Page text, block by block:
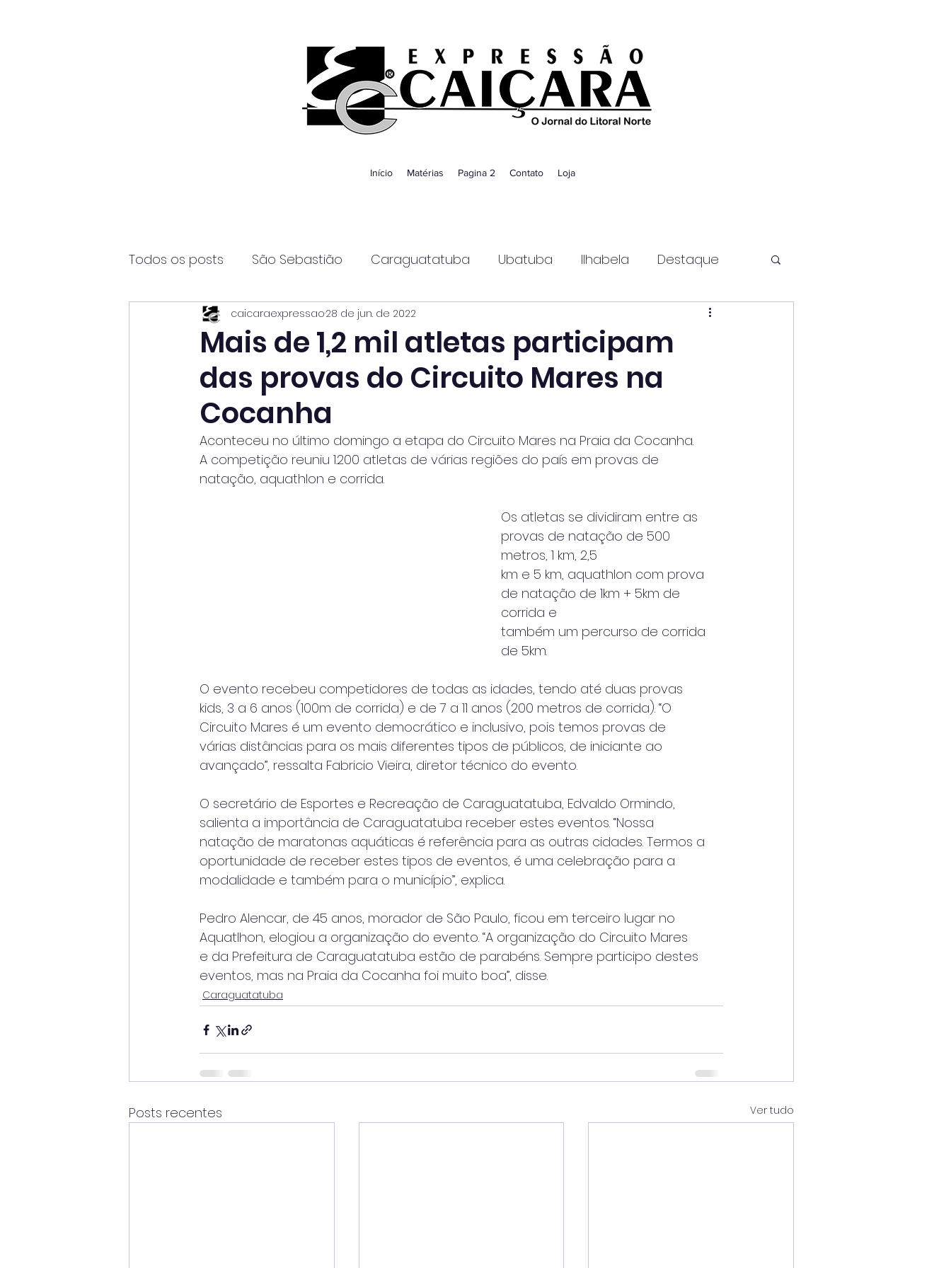
Início Matérias Pagina 2 Contato Loja
Todos os posts São Sebastião Caraguatatuba Ubatuba Ilhabela Destaque
Página2 Itanhaém Guaratinguetá
Mais de 1,2 mil atletas participam
das provas do Circuito Mares na
Cocanha
caicaraexpressao28 de jun. de 2022
Aconteceu no último domingo a etapa do Circuito Mares na Praia da Cocanha.
A competição reuniu 1.200 atletas de várias regiões do país em provas de
natação, aquathlon e corrida.
Os atletas se dividiram entre as
provas de natação de 500
metros, 1 km, 2,5
km e 5 km, aquathlon com prova
de natação de 1km + 5km de
corrida e
também um percurso de corrida
de 5km.
O evento recebeu competidores de todas as idades, tendo até duas provas
kids, 3 a 6 anos (100m de corrida) e de 7 a 11 anos (200 metros de corrida). “O
Circuito Mares é um evento democrático e inclusivo, pois temos provas de
várias distâncias para os mais diferentes tipos de públicos, de iniciante ao
avançado”, ressalta Fabricio Vieira, diretor técnico do evento.
O secretário de Esportes e Recreação de Caraguatatuba, Edvaldo Ormindo,
salienta a importância de Caraguatatuba receber estes eventos. “Nossa
natação de maratonas aquáticas é referência para as outras cidades. Termos a
oportunidade de receber estes tipos de eventos, é uma celebração para a
modalidade e também para o município”, explica.
Pedro Alencar, de 45 anos, morador de São Paulo, ficou em terceiro lugar no
Aquatlhon, elogiou a organização do evento. “A organização do Circuito Mares
e da Prefeitura de Caraguatatuba estão de parabéns. Sempre participo destes
eventos, mas na Praia da Cocanha foi muito boa”, disse.
Caraguatatuba
Posts recentes Ver tudo